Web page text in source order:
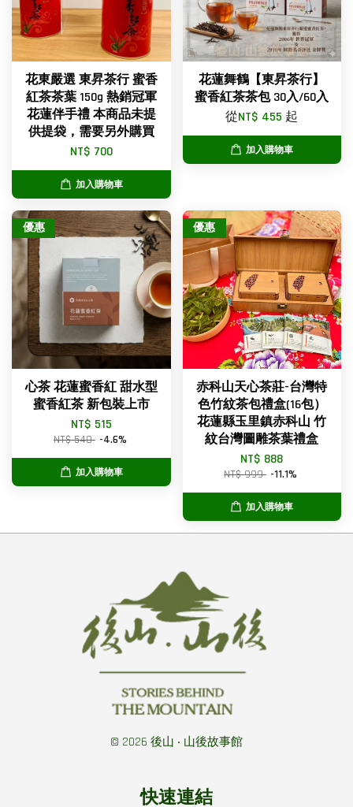
花東嚴選 東昇茶行 蜜香
紅茶茶葉 150g 熱銷冠軍
花蓮伴手禮 本商品未提
供提袋，需要另外購買
NT$ 700
加入購物車
花蓮舞鶴【東昇茶行】
蜜香紅茶茶包 30入/60入
從NT$ 455 起
加入購物車
優惠
心茶 花蓮蜜香紅 甜水型
蜜香紅茶 新包裝上市
NT$ 515
NT$ 540 -4.6%
加入購物車
優惠
赤科山天心茶莊-台灣特
色竹紋茶包禮盒(16包）
花蓮縣玉里鎮赤科山 竹
紋台灣圖雕茶葉禮盒
NT$ 888
NT$ 999 -11.1%
加入購物車
© 2026 後山 ‧ 山後故事館
快速連結